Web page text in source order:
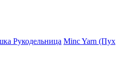
Рукодельница Minc Yarn (Пух